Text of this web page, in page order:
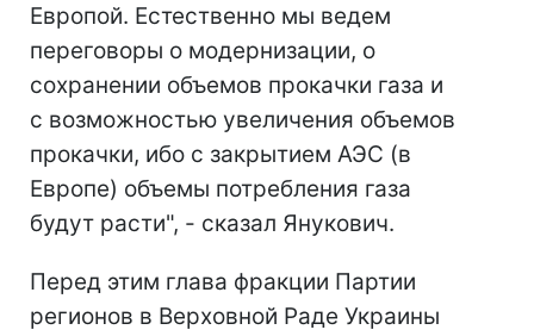
Европой. Естественно мы ведем
переговоры о модернизации, о
сохранении объемов прокачки газа и
с возможностью увеличения объемов
прокачки, ибо с закрытием АЭС (в
Европе) объемы потребления газа
будут расти", - сказал Янукович.
Перед этим глава фракции Партии
регионов в Верховной Раде Украины